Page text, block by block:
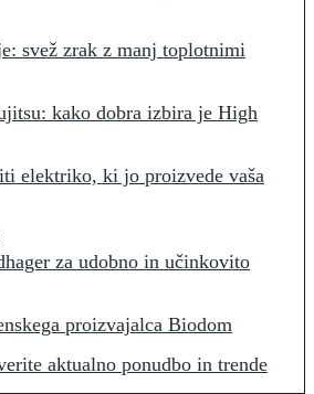
svež zrak z manj toplotnimi
kako dobra izbira je High
elektriko, ki jo proizvede vaša
za udobno in učinkovito
proizvajalca Biodom
aktualno ponudbo in trende